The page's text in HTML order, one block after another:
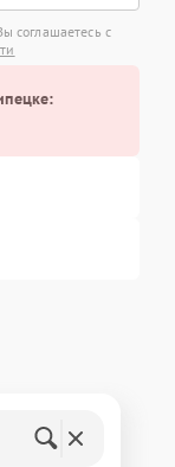
соглашаетесь с